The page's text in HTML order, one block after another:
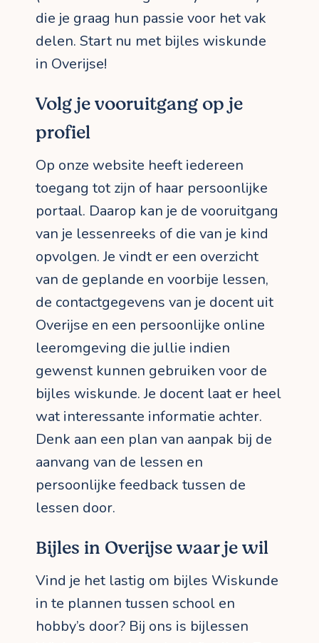
die je graag hun passie voor het vak
delen. Start nu met bijles wiskunde
in Overijse!
Volg je vooruitgang op je
profiel
Op onze website heeft iedereen
toegang tot zijn of haar persoonlijke
portaal. Daarop kan je de vooruitgang
van je lessenreeks of die van je kind
opvolgen. Je vindt er een overzicht
van de geplande en voorbije lessen,
de contactgegevens van je docent uit
Overijse en een persoonlijke online
leeromgeving die jullie indien
gewenst kunnen gebruiken voor de
bijles wiskunde. Je docent laat er heel
wat interessante informatie achter.
Denk aan een plan van aanpak bij de
aanvang van de lessen en
persoonlijke feedback tussen de
lessen door.
Bijles in Overijse waar je wil
Vind je het lastig om bijles Wiskunde
in te plannen tussen school en
hobby’s door? Bij ons is bijlessen